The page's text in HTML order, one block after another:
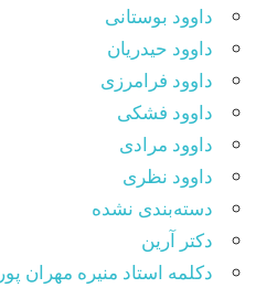
داوود بوستانی
داوود حیدریان
داوود فرامرزی
داوود فشکی
داوود مرادی
داوود نظری
دسته‌بندی نشده
دکتر آرین
دکلمه استاد منیره مهران پور